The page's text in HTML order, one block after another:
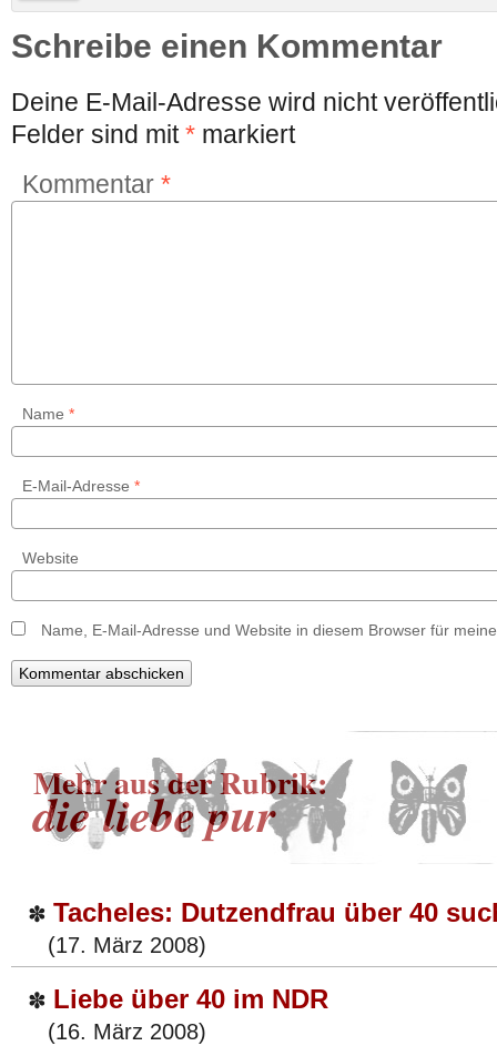
Schreibe einen Kommentar
Deine E-Mail-Adresse wird nicht
Felder sind mit* markiert
Kommentar *
Name *
E-Mail-Adresse *
Website
Name, E-Mail-Adresse und Website in diesem Browser für
Mehr aus der Rubrik:
die liebe pur
✽ Tacheles: Dutzendfrau über 40
(17. März 2008)
✽ Liebe über 40 im NDR
(16. März 2008)